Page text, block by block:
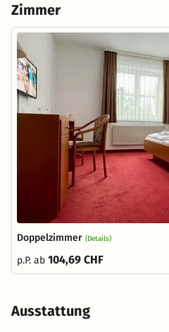
Zimmer
Doppelzimmer (Details)
p.P. ab 104,69 CHF
Ausstattung